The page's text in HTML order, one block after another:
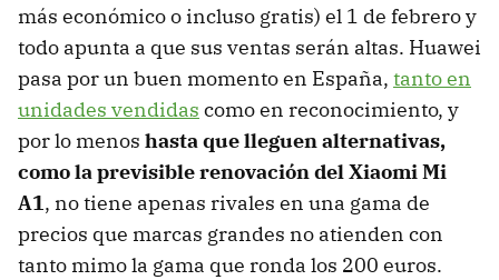
más económico o incluso gratis) el 1 de febrero y
todo apunta a que sus ventas serán altas. Huawei
pasa por un buen momento en España, tanto en
unidades vendidas como en reconocimiento, y
por lo menos hasta que lleguen alternativas,
como la previsible renovación del Xiaomi Mi
A1, no tiene apenas rivales en una gama de
precios que marcas grandes no atienden con
tanto mimo la gama que ronda los 200 euros.